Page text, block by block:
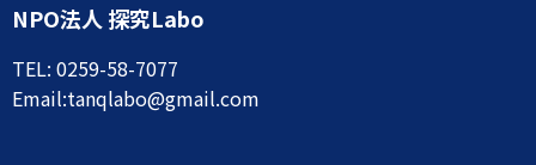
NPO法人 探究Labo
TEL: 0259-58-7077
Email:tanqlabo@gmail.com